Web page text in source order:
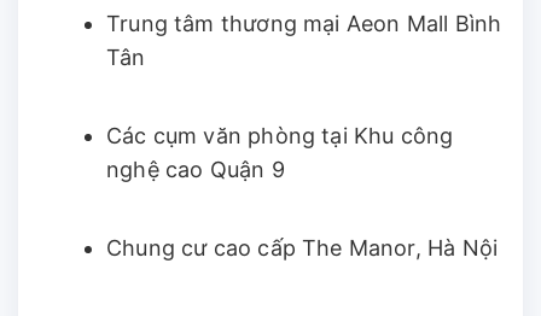
Trung tâm thương mại Aeon Mall Bình
Tân
Các cụm văn phòng tại Khu công
nghệ cao Quận 9
Chung cư cao cấp The Manor, Hà Nội